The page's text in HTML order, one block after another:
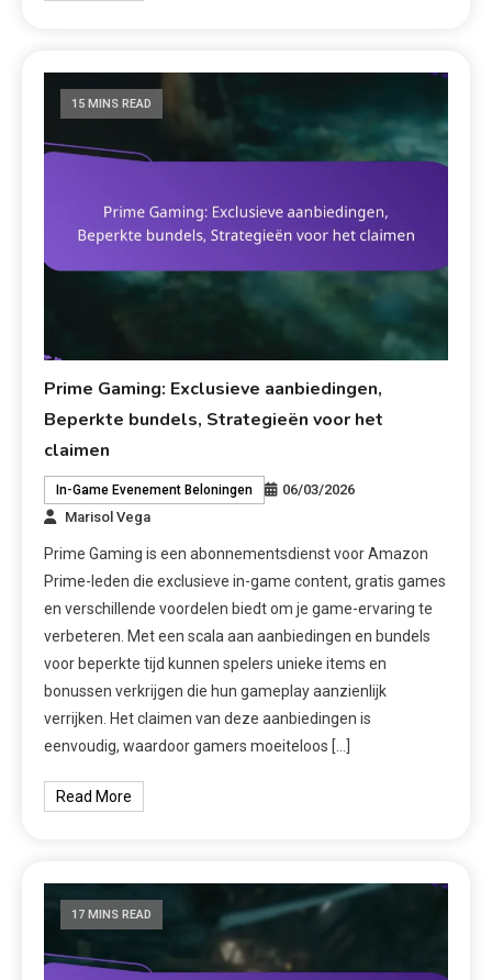
15 MINS READ
Prime Gaming: Exclusieve aanbiedingen,
Beperkte bundels, Strategieën voor het
claimen
In-Game Evenement Beloningen
06/03/2026
Marisol Vega
Prime Gaming is een abonnementsdienst voor Amazon
Prime-leden die exclusieve in-game content, gratis games
en verschillende voordelen biedt om je game-ervaring te
verbeteren. Met een scala aan aanbiedingen en bundels
voor beperkte tijd kunnen spelers unieke items en
bonussen verkrijgen die hun gameplay aanzienlijk
verrijken. Het claimen van deze aanbiedingen is
eenvoudig, waardoor gamers moeiteloos […]
Read More
17 MINS READ